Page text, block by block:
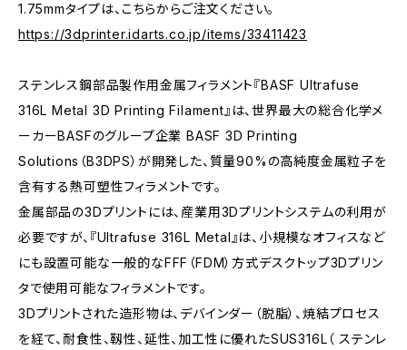
1.75mmタイプは、こちらからご注文ください。
https://3dprinter.idarts.co.jp/items/33411423
ステンレス鋼部品製作用金属フィラメント『BASF Ultrafuse
316L Metal 3D Printing Filament』は、世界最大の総合化学メ
ーカーBASFのグループ企業 BASF 3D Printing
Solutions（B3DPS）が開発した、質量90%の高純度金属粒子を
含有する熱可塑性フィラメントです。
金属部品の3Dプリントには、産業用3Dプリントシステムの利用が
必要ですが、『Ultrafuse 316L Metal』は、小規模なオフィスなど
にも設置可能な一般的なFFF（FDM）方式デスクトップ3Dプリン
タで使用可能なフィラメントです。
3Dプリントされた造形物は、デバインダー（脱脂）、焼結プロセス
を経て、耐食性、靱性、延性、加工性に優れたSUS316L（ ステンレ